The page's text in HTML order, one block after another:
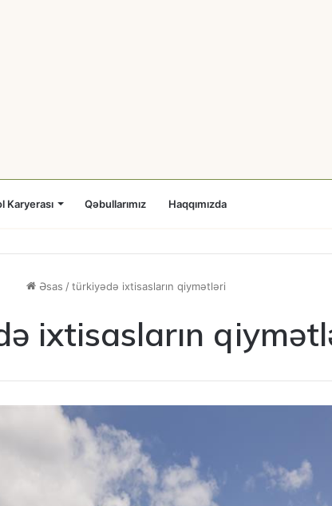
Karyerası Qəbullarımız Haqqımızda
Əsas /türkiyədə ixtisasların qiymətləri
ixtisasların